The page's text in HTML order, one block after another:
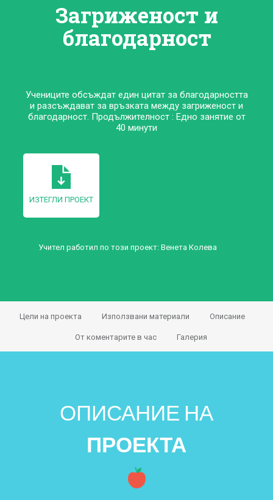
Загриженост и
благодарност
Учениците обсъждат един цитат за благодарността
и разсъждават за връзката между загриженост и
благодарност. Продължителност : Едно занятие от
40 минути
ИЗТЕГЛИ ПРОЕКТ
Учител работил по този проект: Венета Колева
Цели на проекта Използвани материали Описание
От коментарите в час Галерия
ОПИСАНИЕ НА
ПРОЕКТА